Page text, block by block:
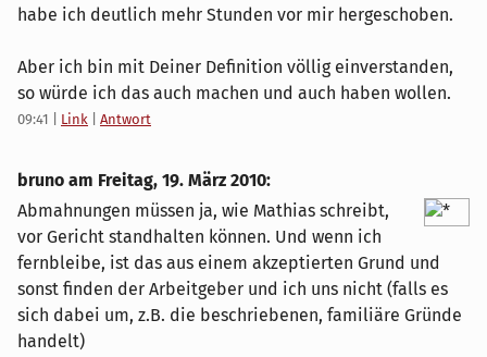
habe ich deutlich mehr Stunden vor mir hergeschoben.
Aber ich bin mit Deiner Definition völlig einverstanden,
so würde ich das auch machen und auch haben wollen.
09:41 Link Antwort
bruno am Freitag, 19. März 2010:
Abmahnungen müssen ja, wie Mathias schreibt,
vor Gericht standhalten können. Und wenn ich
fernbleibe, ist das aus einem akzeptierten Grund und
sonst finden der Arbeitgeber und ich uns nicht (falls es
sich dabei um, z.B. die beschriebenen, familiäre Gründe
handelt)